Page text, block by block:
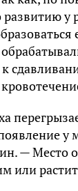
развитию у
— Место
или